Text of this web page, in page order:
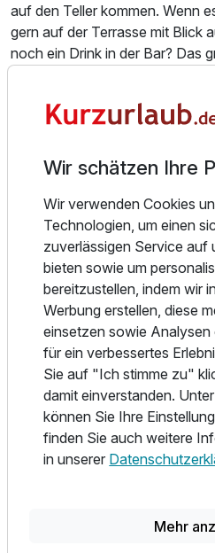
Ausstattung
Suite/n
2 Erwachsene und 2 Kinder
auf den Teller kommen. Wenn
gern auf der Terrasse mit Blick
noch ein Drink in der Bar? Das
„Prost!“ auf Schottisch, aber
RESTAURANT
Was sich zu Recht in der
Klassiker. Und die darf man
erfinden. Im Restaurant Am
kulinarische Klassiker
den Teller. Hier erlebt ihr die
Tisch Köstlichkeiten und
die Weine aus der
MOVIE BAR
Nicht weniger als eine von
Bars* findest du im Seminaris
150 verschiedene Abfüllungen
mehrere Raritäten. Wir sind
*lt. Whisky-Guide Deutschland
Wir schätzen Ihre
Wir verwenden Cookies
Technologien, um einen
zuverlässigen Service auf
bieten sowie um
bereitzustellen, indem wir
Werbung erstellen, diese
einsetzen sowie
für ein verbessertes
Sie auf "Ich stimme zu"
damit einverstanden.
können Sie Ihre
finden Sie auch weitere
in unserer
Mehr